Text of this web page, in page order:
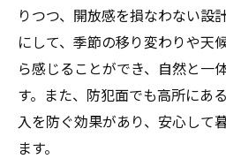
都市生活に最適な2階リビ
限られた敷地を有効
多目的に使えるリビ
都会の喧騒を忘れる
開放感を活かした収納術
りつつ、開放感を損なわない設
にして、季節の移り変わりや天
ら感じることができ、自然と一
す。また、防犯面でも高所にあ
入を防ぐ効果があり、安心して
ます。